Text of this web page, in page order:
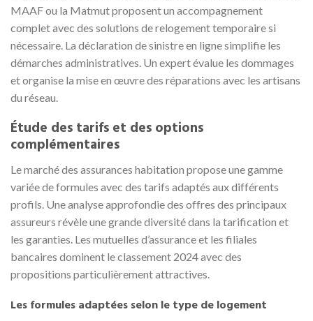
MAAF ou la Matmut proposent un accompagnement
complet avec des solutions de relogement temporaire si
nécessaire. La déclaration de sinistre en ligne simplifie les
démarches administratives. Un expert évalue les dommages
et organise la mise en œuvre des réparations avec les artisans
du réseau.
Étude des tarifs et des options
complémentaires
Le marché des assurances habitation propose une gamme
variée de formules avec des tarifs adaptés aux différents
profils. Une analyse approfondie des offres des principaux
assureurs révèle une grande diversité dans la tarification et
les garanties. Les mutuelles d’assurance et les filiales
bancaires dominent le classement 2024 avec des
propositions particulièrement attractives.
Les formules adaptées selon le type de logement